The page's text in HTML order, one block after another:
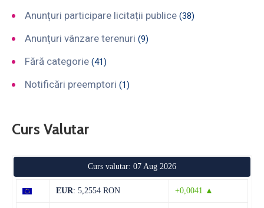
Anunțuri participare licitații publice (38)
Anunțuri vânzare terenuri (9)
Fără categorie (41)
Notificări preemptori (1)
Curs Valutar
Curs valutar: 07 Aug 2026
EUR: 5,2554 RON +0,0041 ▲